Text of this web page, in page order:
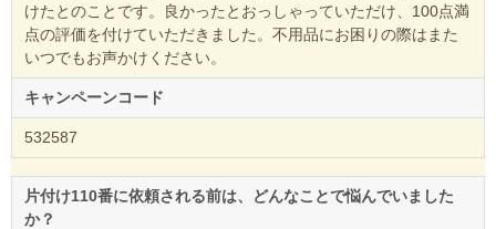
けたとのことです。良かったとおっしゃっていただけ、100点満
点の評価を付けていただきました。不用品にお困りの際はまた
いつでもお声かけください。
キャンペーンコード
532587
片付け110番に依頼される前は、どんなことで悩んでいました
か？